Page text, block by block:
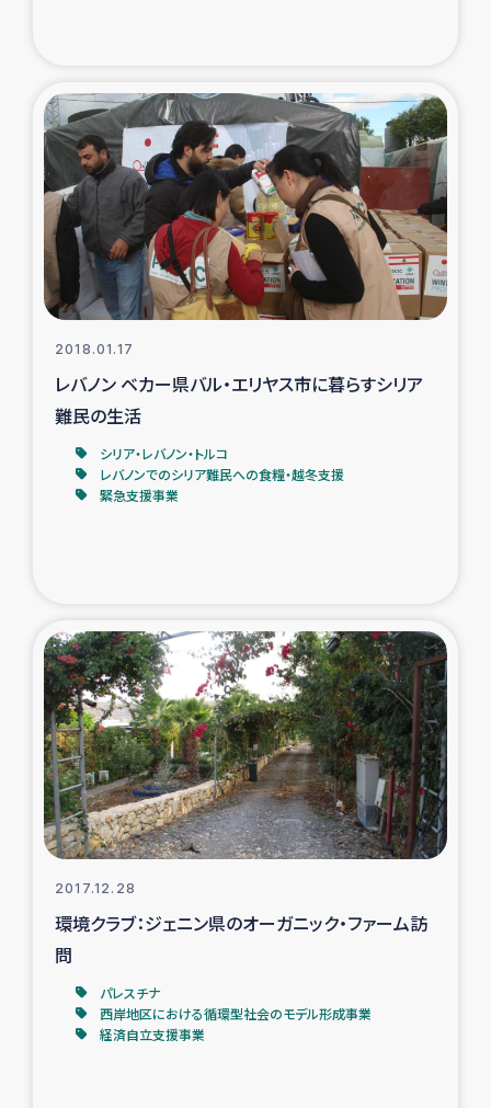
デニヤヤ小規模紅茶農家支援
コーヒー生産者支援
アイナロ県マウベシ郡でのコーヒー畑改善事業
ベイルート大規模爆発被災者支援
アグロフォレストリー（カカオ）事業
2018.01.17
レバノン ベカー県バル・エリヤス市に暮らすシリア
難民の生活
シリア・レバノン・トルコ
レバノンでのシリア難民への食糧・越冬支援
緊急支援事業
2017.12.28
環境クラブ：ジェニン県のオーガニック・ファーム訪
問
パレスチナ
西岸地区における循環型社会のモデル形成事業
経済自立支援事業